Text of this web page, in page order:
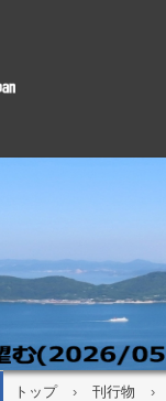
トップ › 刊行物 ›